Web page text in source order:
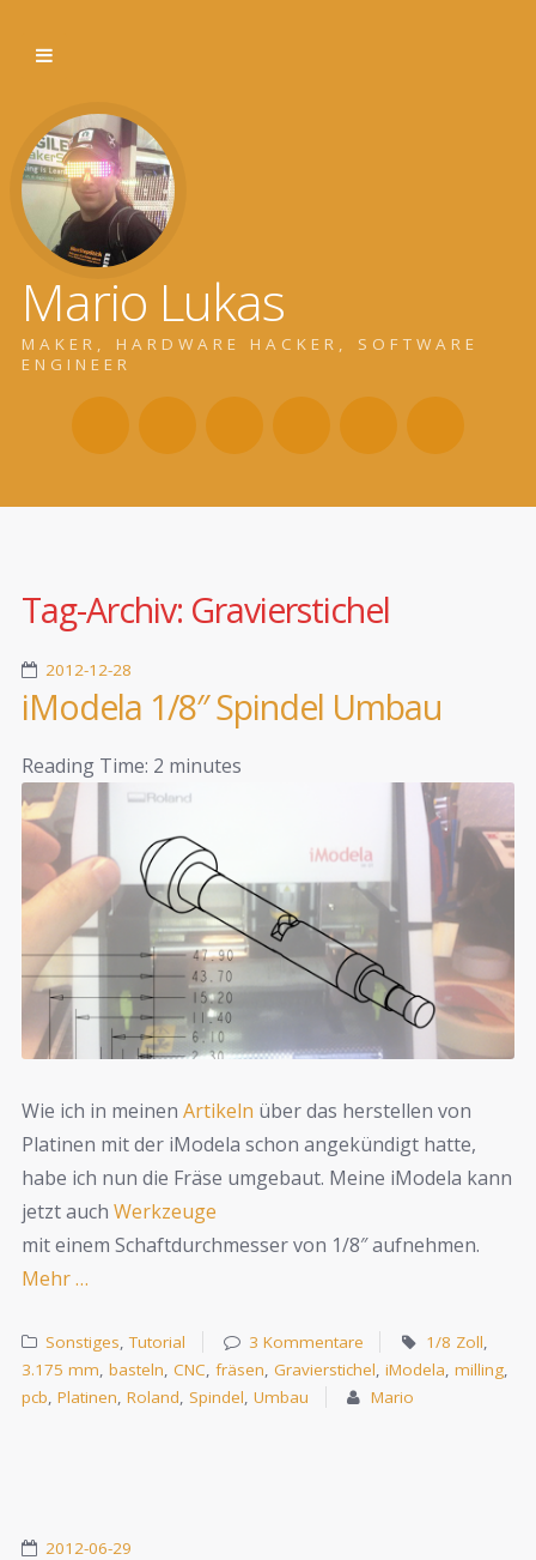
Mario Lukas
MAKER, HARDWARE HACKER, SOFTWARE
ENGINEER
Tag-Archiv: Gravierstichel
2012-12-28
iModela 1/8″ Spindel Umbau
Reading Time: 2 minutes
Wie ich in meinen Artikeln über das herstellen von
Platinen mit der iModela schon angekündigt hatte,
habe ich nun die Fräse umgebaut. Meine iModela kann
jetzt auch Werkzeuge
mit einem Schaftdurchmesser von 1/8″ aufnehmen.
Mehr …
Sonstiges,Tutorial 3 Kommentare 1/8 Zoll,
3.175 mm, basteln, CNC, fräsen, Gravierstichel, iModela, milling,
pcb, Platinen, Roland, Spindel, Umbau Mario
2012-06-29